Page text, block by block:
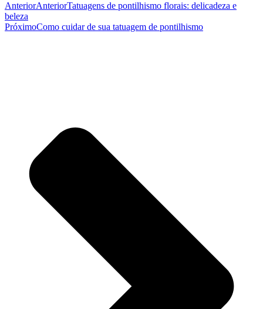
AnteriorAnteriorTatuagens de pontilhismo florais: delicadeza e
beleza
PróximoComo cuidar de sua tatuagem de pontilhismo